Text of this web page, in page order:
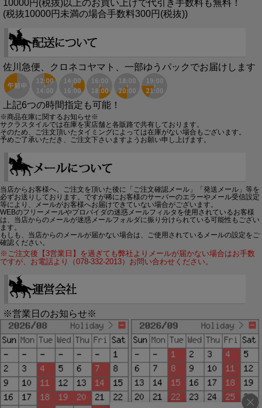
10000円(税抜)以上のお買い上げで代引き手数料も無料！
(税抜10000円未満の場合手数料300円(税抜))
佐川急便、クロネコヤマト、一部ゆうパックでお届けします
上記6つの時間指定も可能！
※商品在庫に関するお知らせ※
サクラスタイルでは在庫を実店舗と各販路で共有しております。
そのため、ご注文頂いたタイミングによっては在庫がない場合もございます。
予めご了承いただき、ご注文下さいますようお願い申し上げます。
当店からお客様へ、ご注文を頂いた後に「ご注文確認メール」「発送メール」等を
必ずお送りしております。ですが稀にお客様のサーバーのエラーやメール受信設定
等により、メールがお客様へお届けできていない場合がございます。
WEBのフリーメールやプロバイダの迷惑メールフィルタを使用されているお客様
は、当店からのメールが迷惑メールフォルダに振り分けられている可能性もござい
ます。
もしも、当店からのメールが届かない場合は、ご使用されているメールの設定をご
確認ください。
※ご注文後【3営業日】を過ぎても弊社よりメールが届かない場合はお手数
ですが、お電話より（078-332-2013）お問い合わせください。
※営業日のお知らせ※